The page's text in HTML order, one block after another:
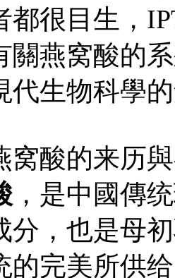
都很目生，
關燕窝酸的
代生物科學
窝酸的来历
，是中國傳
分，也是母
的完美所供